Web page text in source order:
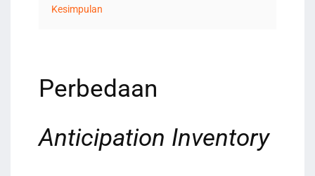
Kesimpulan
Perbedaan
Anticipation Inventory